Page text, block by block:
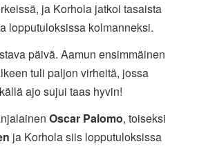
ja Korhola jatkoi tasaista
lopputuloksissa kolmanneksi.
päivä. Aamun ensimmäinen
tuli paljon virheitä, jossa
ajo sujui taas hyvin!
Oscar Palomo, toiseksi
ja Korhola siis lopputuloksissa